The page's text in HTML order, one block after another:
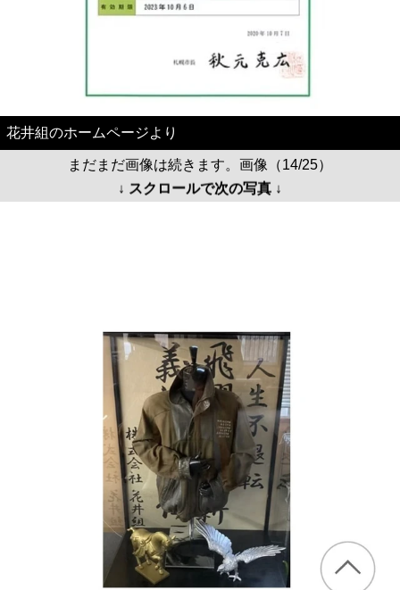
花井組のホームページより
まだまだ画像は続きます。画像（14/25）
↓ スクロールで次の写真 ↓